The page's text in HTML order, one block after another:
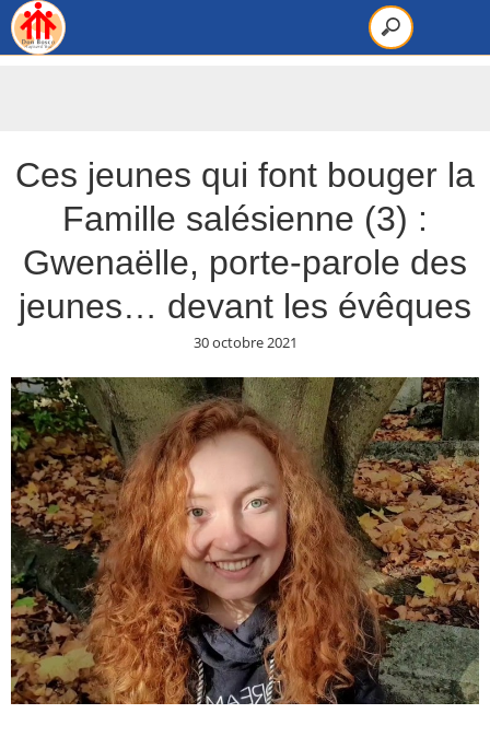
Ces jeunes qui font bouger la
Famille salésienne (3) :
Gwenaëlle, porte-parole des
jeunes… devant les évêques
30 octobre 2021